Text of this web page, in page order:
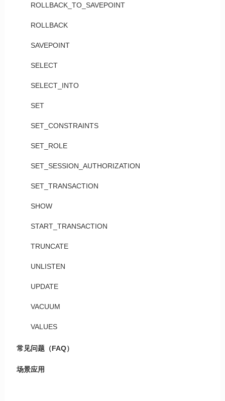
ROLLBACK_TO_SAVEPOINT
ROLLBACK
SAVEPOINT
SELECT
SELECT_INTO
SET
SET_CONSTRAINTS
SET_ROLE
SET_SESSION_AUTHORIZATION
SET_TRANSACTION
SHOW
START_TRANSACTION
TRUNCATE
UNLISTEN
UPDATE
VACUUM
VALUES
常见问题（FAQ）
场景应用